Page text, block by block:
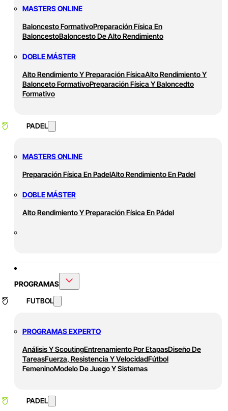
MASTERS ONLINE
Baloncesto FormativoPreparación Física En
BaloncestoBaloncesto De Alto Rendimiento
DOBLE MÁSTER
Alto Rendimiento Y Preparación FísicaAlto Rendimiento Y
Balonceto FormativoPreparación Física Y Baloncedto
Formativo
PADEL
MASTERS ONLINE
Preparación Física En PadelAlto Rendimiento En Padel
DOBLE MÁSTER
Alto Rendimiento Y Preparación Física En Pádel
PROGRAMAS
FUTBOL
PROGRAMAS EXPERTO
Análisis Y ScoutingEntrenamiento Por EtapasDiseño De
TareasFuerza, Resistencia Y VelocidadFútbol
FemeninoModelo De Juego Y Sistemas
PADEL